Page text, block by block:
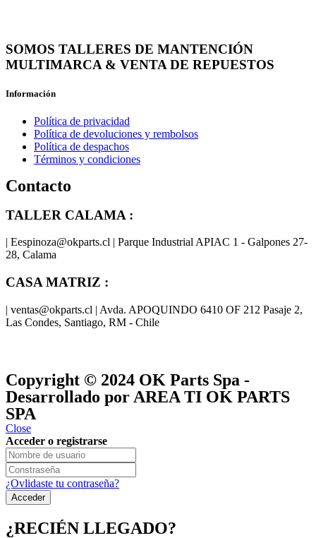
SOMOS TALLERES DE MANTENCIÓN
MULTIMARCA & VENTA DE REPUESTOS
Información
Política de privacidad
Política de devoluciones y rembolsos
Política de despachos
Términos y condiciones
Contacto
TALLER CALAMA :
| Eespinoza@okparts.cl | Parque Industrial APIAC 1 - Galpones 27-
28, Calama
CASA MATRIZ :
| ventas@okparts.cl | Avda. APOQUINDO 6410 OF 212 Pasaje 2,
Las Condes, Santiago, RM - Chile
Copyright © 2024 OK Parts Spa -
Desarrollado por AREA TI OK PARTS
SPA
Close
Acceder o registrarse
¿Ovlidaste tu contraseña?
¿RECIÉN LLEGADO?